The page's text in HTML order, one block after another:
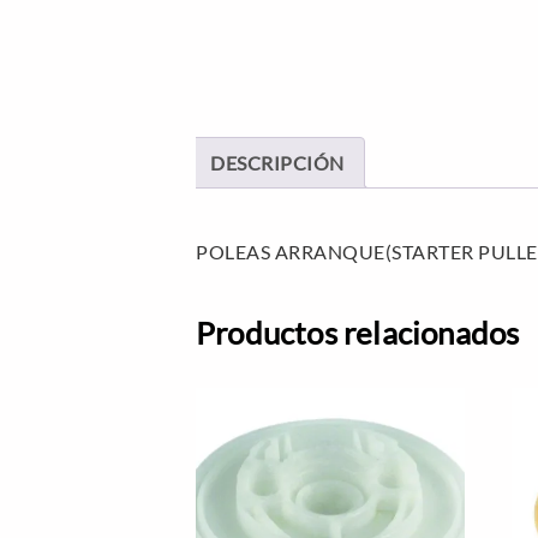
DESCRIPCIÓN
POLEAS ARRANQUE(STARTER
Productos relacionados